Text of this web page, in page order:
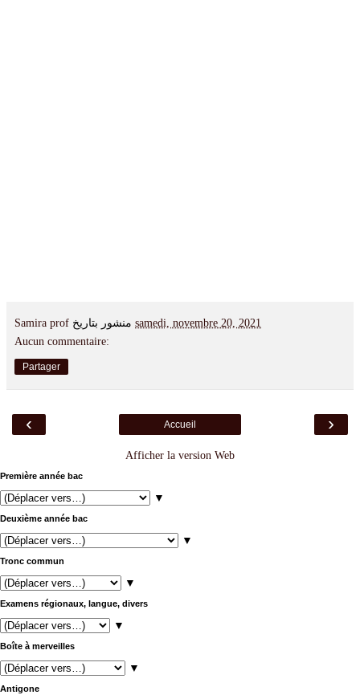
Samira prof
samedi, novembre 20, 2021
Aucun commentaire:
Partager
‹ ›
Accueil
Afficher la version Web
Première année bac
▼
Deuxième année bac
▼
Tronc commun
▼
Examens régionaux, langue, divers
▼
Boîte à merveilles
▼
Antigone